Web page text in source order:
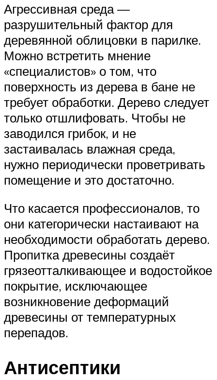
Агрессивная среда —
разрушительный фактор для
деревянной облицовки в парилке.
Можно встретить мнение
«специалистов» о том, что
поверхность из дерева в бане не
требует обработки. Дерево следует
только отшлифовать. Чтобы не
заводился грибок, и не
застаивалась влажная среда,
нужно периодически проветривать
помещение и это достаточно.
Что касается профессионалов, то
они категорически настаивают на
необходимости обработать дерево.
Пропитка древесины создаёт
грязеотталкивающее и водостойкое
покрытие, исключающее
возникновение деформаций
древесины от температурных
перепадов.
Антисептики